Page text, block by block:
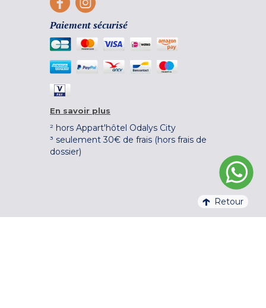
Paiement sécurisé
En savoir plus
² hors Appart'hôtel Odalys City
³ seulement 30€ de frais (hors frais de
dossier)
Retour